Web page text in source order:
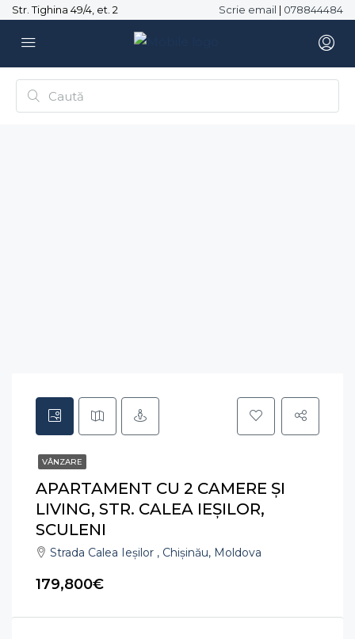
Str. Tighina 49/4, et. 2 Scrie email | 078844484
VÂNZARE
APARTAMENT CU 2 CAMERE ȘI
LIVING, STR. CALEA IEȘILOR,
SCULENI
Strada Calea Ieşilor , Chișinău, Moldova
179,800€